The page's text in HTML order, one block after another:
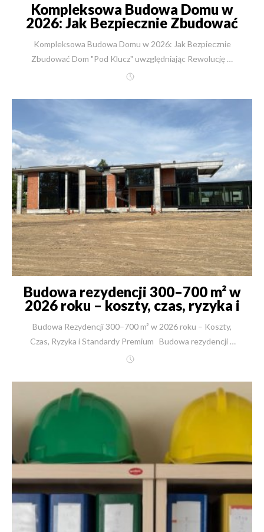
Kompleksowa Budowa Domu w
2026: Jak Bezpiecznie Zbudować
Dom
Kompleksowa Budowa Domu w 2026: Jak Bezpiecznie Zbudować Dom "Pod Klucz" uwzględniając Rewolucję w Przepisach? Marzenie o domu w cieniu biurokratycznej burzy Wyobraź sobie ten moment. Jest ciepły, lipcowy poranek 2026 roku. Stoisz pośrodku swojej działki, czując zapach rozgrzanej słońcem łąki. W wyobraźni widzisz już zarys tarasu, słyszysz śmiech dzieci biegających po trawniku i czujesz ten specyficzny spokój, który daje własny kawałek ziemi. Masz zabezpieczone finanse, wybrany projekt i ogromną chęć do działania. Z tą energią udajesz się do urzędu gminy, by złożyć wniosek o Warunki Zabudowy. I nagle, zamiast pieczątki i uśmiechu, zderzasz się z chłodną, urzędniczą odmową. "Przykro mi," słyszysz, "zgodnie z nowymi przepisami, po 1 lipca nie możemy wydać decyzji. Gmina nie uchwaliła Planu Ogólnego. Pana działka to w świetle prawa pole uprawne. Proszę czekać... może dwa lata, może pięć". To nie jest pesymistyczny scenariusz filmu science-fiction. To realne zagrożenie, które wisi nad tysiącami polskich rodzin, które nieświadome nadciągającej rewolucji w przepisach, odkładają decyzję o budowie "na później". Budowa domu zawsze była wyzwaniem, ale wchodząc w rok 2026, staje się ona grą strategiczną, w której stawką jest dorobek życia. Jako inżynier z trzydziestoletnim stażem, widziałem w branży budowlanej niejedno. Przeżyliśmy boom lat 90., kryzysy finansowe, szalejące ceny materiałów. Jednak to, co nadchodzi teraz – Rewolucja Planistyczna – redefiniuje pojęcie bezpieczeństwa inwestycyjnego. W tym artykule, napisanym z perspektywy praktyka, właściciela firmy New-House, Roberta Skulimowskiego, przeprowadzę Cię przez meandry nowych przepisów. Pokażę Ci, dlaczego kompleksowa budowa domu "pod klucz" w modelu, który doskonalimy od dekad, jest w tych niepewnych czasach Twoją najbezpieczniejszą polisą. Zapraszam do lektury kompendium wiedzy, które ma jeden cel: sprawić, byś spał spokojnie we własnym, bezpiecznie wybudowanym domu. Rewolucja Planistyczna 2026: Co czeka Inwestorów po 30 czerwca? Rok 2026 zapisze się w historii polskiego prawa budowlanego jako moment przełomowy. Zmiany, które wprowadzono ustawą o planowaniu i zagospodarowaniu przestrzennym, wchodzą w decydującą fazę, a ich skutki odczuje każdy, kto planuje budowę na terenie nieobjętym Miejscowym Planem Zagospodarowania Przestrzennego (MPZP). Koniec ery bezterminowych „Wuzetek” Przez ostatnie dekady polski system inwestycyjny opierał się na tzw. "Wuzetkach" (Decyzjach o Warunkach Zabudowy). Było to narzędzie elastyczne, a co najważniejsze – dające poczucie trwałości. Inwestor mógł uzyskać WZ w 2018 roku i rozpocząć budowę w 2024, nie martwiąc się, że dokument straci ważność. Ta era właśnie się kończy. Zgodnie z nowymi regulacjami: Decyzje WZ wydawane od 1 stycznia 2026 roku będą terminowe. Będą ważne tylko przez 5 lat od daty uprawomocnienia. Jeśli w tym czasie nie uzyskasz pozwolenia na budowę, decyzja wygaśnie, a Ty zostaniesz z działką, na której być może nie będzie można już nic zbudować. Ochrona praw nabytych (do końca 2025): Decyzje WZ, które staną się prawomocne do 31 grudnia 2025 roku, zachowują swoją bezterminową ważność na starych zasadach. Mój ekspercki wniosek: Dziś, w listopadzie 2025 roku, mamy "ostatni dzwonek". Jeśli posiadasz działkę budowlaną lub rolną bez MPZP, złożenie wniosku o WZ w tej chwili jest absolutnym priorytetem. To wyścig z czasem, który może uratować wartość Twojej nieruchomości. Plan Ogólny Gminy – nowy władca Twojej działki Kluczową datą w kalendarzu każdego inwestora i samorządowca jest 30 czerwca 2026 roku. Do tego dnia każda gmina w Polsce ma obowiązek uchwalić nowy akt prawa miejscowego – Plan Ogólny Gminy. Zastąpi on dotychczasowe Studium Uwarunkowań i Kierunków Zagospodarowania Przestrzennego. Dlaczego to tak istotne? Paraliż decyzyjny: Jeśli gmina nie zdąży uchwalić Planu Ogólnego w terminie (a wiele gmin sygnalizuje, że może mieć z tym problem), od 1 lipca 2026 roku nie będzie można wydawać nowych decyzji o Warunkach Zabudowy do momentu uchwalenia planu. Oznacza to całkowitą blokadę inwestycyjną. Twoja działka może stać się "niebudowlana" na miesiące lub lata. Ścisłe powiązanie: Po uchwaleniu Planu Ogólnego, każda nowa decyzja WZ musi być z nim ściśle zgodna. Koniec z uznaniowością i naciąganiem zasady "dobrego sąsiedztwa". Obszary Uzupełnienia Zabudowy (OUZ) – być albo nie być Nowe przepisy wprowadzają strefy zwane Obszarami Uzupełnienia Zabudowy (OUZ). To rewolucja. Od połowy 2026 roku decyzję o Warunkach Zabudowy uzyskasz tylko i wyłącznie wtedy, gdy Twoja działka znajdzie się w granicach wyznaczonego OUZ. Jeśli Twoja działka leży pod lasem, z dala od zwartej zabudowy wsi czy miasta, i Plan Ogólny nie obejmie jej strefą OUZ – nie wybudujesz tam domu. Nawet jeśli sąsiad 200 metrów dalej ma dom. To koniec rozlewania się zabudowy, ale też koniec marzeń o domku na uboczu dla tych, którzy nie zabezpieczą się wcześniej. Kalendarium zmian – dlaczego rok 2025 jest kluczowy? Dla ułatwienia przygotowałem tabelę, która obrazuje, jak zmienia się sytuacja prawna w najbliższych miesiącach. Termin / Zdarzenie Status Prawny i Działanie Inwestora Do 31 grudnia 2025 Złoty Czas. Wnioski o WZ rozpatrywane na starych zasadach. Decyzje prawomocne przed tą datą są bezterminowe. Rekomendacja: Składaj wniosek natychmiast! Od 1 stycznia 2026 Nowe Zasady Czasowe. Decyzje WZ wydawane są tylko na 5 lat. Wymagają szybszego rozpoczęcia procesu budowlanego. Do 30 czerwca 2026 Ostateczny Termin Gmin. Czas na uchwalenie Planów Ogólnych. Wnioski o WZ złożone w tym okresie są jeszcze procesowane, ale ryzyko rośnie. Od 1 lipca 2026 Nowa Rzeczywistość. Brak Planu Ogólnego = brak możliwości wydania WZ. Nowe WZ możliwe tylko na terenach OUZ. Wniosek: Jako New-House monitorujemy te zmiany na bieżąco. Klienci, którzy zgłaszają się do nas dzisiaj, otrzymują pełne wsparcie w procedowaniu wniosków jeszcze na starych zasadach. Nie zostawiamy Was samych z urzędnikami. Robert Skulimowski: 30 lat doświadczenia w służbie Twoich marzeń W świecie, gdzie firmy powstają i znikają w ciągu jednego sezonu, autentyczność i historia są fundamentem zaufania. Pozwólcie, że przedstawię się nie jako bezimienny prezes, ale jako człowiek, który budownictwem żyje od trzech dekad. Od nauki jazdy do budowania domów – historia z pasją Moja droga biznesowa rozpoczęła się w 1991 roku, kiedy byłem jeszcze studentem na Wydziale Inżynierii Lądowej Politechniki Warszawskiej. Wtedy, jako młody człowiek z głową pełną pomysłów, założyłem szkołę nauki jazdy – najpierw w moim rodzinnym Węgrowie, potem w Warszawie. To nauczyło mnie pierwszych lekcji odpowiedzialności za drugiego człowieka. Jednak moją prawdziwą pasją zawsze było tworzenie czegoś trwałego. Po kilku latach, wspólnie z dwoma wspólnikami, założyłem firmę remontowo-budowlaną. Przez 10 lat budowaliśmy struktury, uczyliśmy się rynku, zdobywaliśmy doświadczenie na "żywym organizmie" polskich budów przełomu wieków. W 2013 roku, bogatszy o te doświadczenia, postanowiłem zrealizować swoją autorską wizję firmy idealnej. Tak powstało New-House w obecnej formule – firmy rodzinnej (krótko po starcie dołączyła do mnie żona), która stawia na kompleksowość i transparentność. Filozofia New-House: Budujemy jak dla siebie Dlaczego New-House? Bo widziałem, jak bardzo stresujący jest proces budowy dla przeciętnego inwestora. Widziałem ludzi oszukanych przez nieuczciwe ekipy, widziałem budowy porzucone w połowie, widziałem błędy projektowe wychodzące po latach. Moją misją stało się stworzenie firmy, która zdejmuje ten ciężar z barków klienta. Nasze motto brzmi: “Zaletą pracy zespołowej jest to, że zawsze masz innych po swojej stronie”. W New-House nie jesteś sam. Masz za sobą sztab inżynierów, architektów i logistyków. Dlaczego E-E-A-T (Doświadczenie, Ekspertyza, Autorytet, Zaufanie) ma znaczenie? W budownictwie nie ma miejsca na improwizację. Doświadczenie: 30 lat na rynku i ponad 2500 wybudowanych domów. Ekspertyza: Wykształcenie inżynierskie (Politechnika Warszawska) i ciągły rozwój (interesuję się fizyką kwantową i nowoczesnymi technologiami, co przekłada się na innowacyjność naszych domów). Autorytet: Ponad 300 pisemnych referencji od zadowolonych Klientów, które są dostępne do wglądu. Zaufanie: Działamy transparentnie. Nasze umowy są jasne, a gwarancja na wykonane prace wynosi aż 10 lat. Kompleksowa Budowa Domu "Pod Klucz" – Antidotum na chaos W obliczu zmian prawnych 2026 roku, samodzielne prowadzenie budowy metodą gospodarczą staje się sportem ekstremalnym. Koordynacja geodety, architekta, urzędów, dostawców i dziesięciu różnych ekip wykonawczych to praca na dwa etaty. Czy masz na to czas? Model "Jeden Partner, Jedna Odpowiedzialność" W New-House proponujemy model, który eliminuje klasyczną "spychologię" budowlaną. Kiedy zlecasz budowę nam, my stajemy się Generalnym Wykonawcą. Co to oznacza? Jeśli pęknie rura, dzwonisz do nas, a nie szukasz hydraulika, który był tu pół roku temu. Jeśli urząd żąda uzupełnienia dokumentacji, to my jedziemy do urzędu. Odpowiadamy za całość: od pierwszej kreski na mapie, po ostatnie pociągnięcie pędzlem na ścianie w salonie. Gwarancja Niezmienności Ceny – tarcza przeciw inflacji Jednym z największych lęków inwestorów jest wzrost kosztów w trakcie budowy. Słyszymy historie o domach, które miały kosztować 800 tysięcy, a skończyły się na 1,2 miliona. W New-House wprowadziliśmy Gwarancję Niezmienności Ceny. Cena ustalona w umowie jest ostateczna. Bierzemy na siebie ryzyko wzrostu cen materiałów (stali, betonu, styropianu) w trakcie trwania prac. Dzięki dużej skali zakupów mamy stałe kontrakty z dostawcami, co pozwala nam chronić Twój budżet. Nie musisz trzymać "bufora bezp
Budowa rezydencji 300–700 m² w
2026 roku – koszty, czas, ryzyka i
standardy premium
Budowa Rezydencji 300–700 m² w 2026 roku – Koszty,
Czas, Ryzyka i Standardy Premium Budowa rezydencji o
powierzchni 300, 500 czy 700 m² to inwestycja, która
klasycznego domu jednorodzinnego. Tu nie ma miejsca na
eksperymenty. Każdy błąd to dziesiątki (a czasem setki)
tysięcy złotych strat. Ten raport powstał na bazie ponad
2 500 inwestycji zrealizowanych przez New-House od
premium. W 2026 roku luksus to nie metraż — to
technologia, niezależność energetyczna i perfekcyjna
kompletny przewodnik po kosztach, ryzykach,
harmonogramie i kluczowych decyzjach, które decydują o